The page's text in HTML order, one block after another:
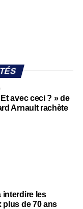
avec ceci ? » de
Arnault rachète
interdire les
plus de 70 ans